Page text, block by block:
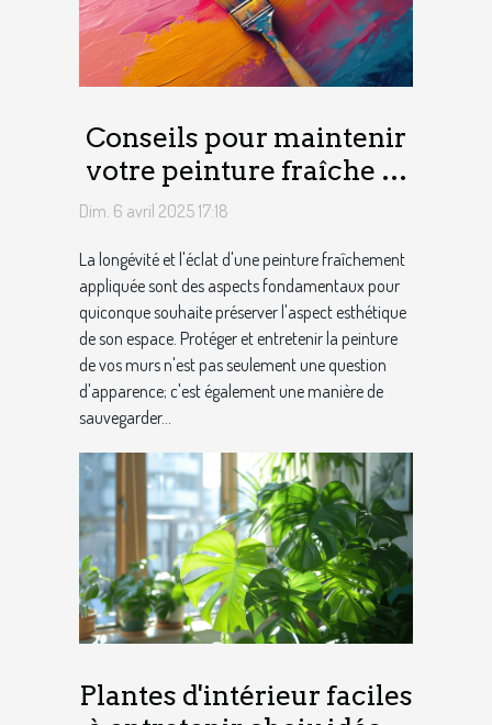
Conseils pour maintenir
votre peinture fraîche et
durable
Dim. 6 avril 2025 17:18
La longévité et l'éclat d'une peinture fraîchement
appliquée sont des aspects fondamentaux pour
quiconque souhaite préserver l'aspect esthétique
de son espace. Protéger et entretenir la peinture
de vos murs n'est pas seulement une question
d'apparence; c'est également une manière de
sauvegarder...
Plantes d'intérieur faciles